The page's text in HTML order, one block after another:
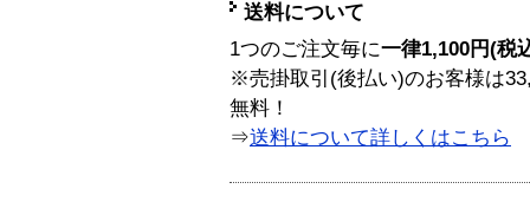
送料について
1つのご注文毎に一律1,100円(税
※売掛取引(後払い)のお客様は
無料！
⇒送料について詳しくはこちら